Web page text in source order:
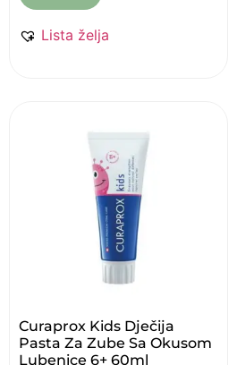
Lista želja
Curaprox Kids Dječija
Pasta Za Zube Sa Okusom
Lubenice 6+ 60ml